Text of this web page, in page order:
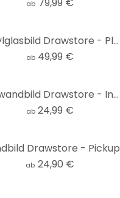
ab
Acrylglasbild Drawstore - Playing Cards
ab 49,99 €
Leinwandbild Drawstore - In the Livingroom
ab 24,99 €
Drawstore - Pickup
ab 24,90 €